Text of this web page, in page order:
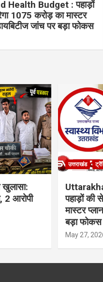
Health Budget : पहाड़ों
1075 करोड़ का मास्टर
जांच पर बड़ा फोकस
खुलासा:
2 आरोपी
उत्तराखंड
पहाड़ों की
मास्टर
बड़ा फोकस
May 27,